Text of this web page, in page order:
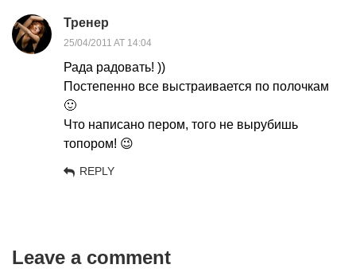
Тренер
25/04/2011 AT 14:04
Рада радовать! ))
Постепенно все выстраивается по полочкам
🙂
Что написано пером, того не вырубишь
топором! 😉
REPLY
Leave a comment